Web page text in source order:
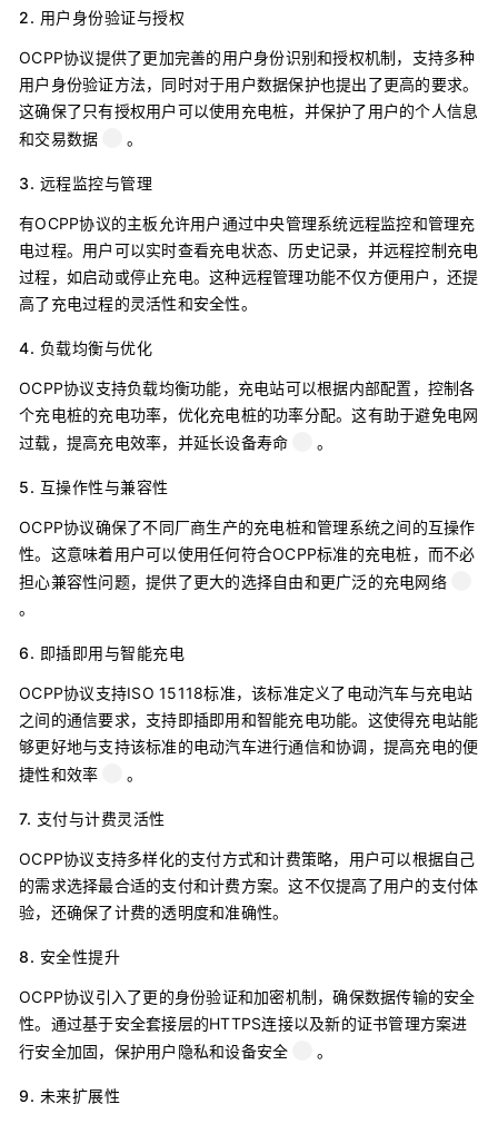
2. 用户身份验证与授权
OCPP协议提供了更加完善的用户身份识别和授权机制，支持多种
用户身份验证方法，同时对于用户数据保护也提出了更高的要求。
这确保了只有授权用户可以使用充电桩，并保护了用户的个人信息
和交易数据
。
3. 远程监控与管理
有OCPP协议的主板允许用户通过中央管理系统远程监控和管理充
电过程。用户可以实时查看充电状态、历史记录，并远程控制充电
过程，如启动或停止充电。这种远程管理功能不仅方便用户，还提
高了充电过程的灵活性和安全性。
4. 负载均衡与优化
OCPP协议支持负载均衡功能，充电站可以根据内部配置，控制各
个充电桩的充电功率，优化充电桩的功率分配。这有助于避免电网
过载，提高充电效率，并延长设备寿命
。
5. 互操作性与兼容性
OCPP协议确保了不同厂商生产的充电桩和管理系统之间的互操作
性。这意味着用户可以使用任何符合OCPP标准的充电桩，而不必
担心兼容性问题，提供了更大的选择自由和更广泛的充电网络
。
6. 即插即用与智能充电
OCPP协议支持ISO 15118标准，该标准定义了电动汽车与充电站
之间的通信要求，支持即插即用和智能充电功能。这使得充电站能
够更好地与支持该标准的电动汽车进行通信和协调，提高充电的便
捷性和效率
。
7. 支付与计费灵活性
OCPP协议支持多样化的支付方式和计费策略，用户可以根据自己
的需求选择最合适的支付和计费方案。这不仅提高了用户的支付体
验，还确保了计费的透明度和准确性。
8. 安全性提升
OCPP协议引入了更的身份验证和加密机制，确保数据传输的安全
性。通过基于安全套接层的HTTPS连接以及新的证书管理方案进
行安全加固，保护用户隐私和设备安全
。
9. 未来扩展性